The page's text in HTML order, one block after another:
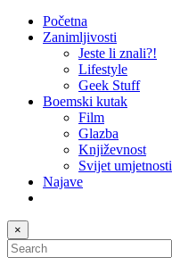
Početna
Zanimljivosti
Jeste li znali?!
Lifestyle
Geek Stuff
Boemski kutak
Film
Glazba
Književnost
Svijet umjetnosti
Najave
×